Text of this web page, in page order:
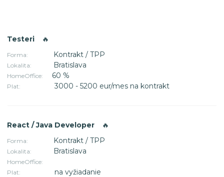
Testeri 🔥
Forma: Kontrakt / TPP
Lokalita: Bratislava
HomeOffice: 60 %
Plat: 3000 - 5200 eur/mes na kontrakt
React / Java Developer 🔥
Forma: Kontrakt / TPP
Lokalita: Bratislava
HomeOffice:
Plat:
na vyžiadanie